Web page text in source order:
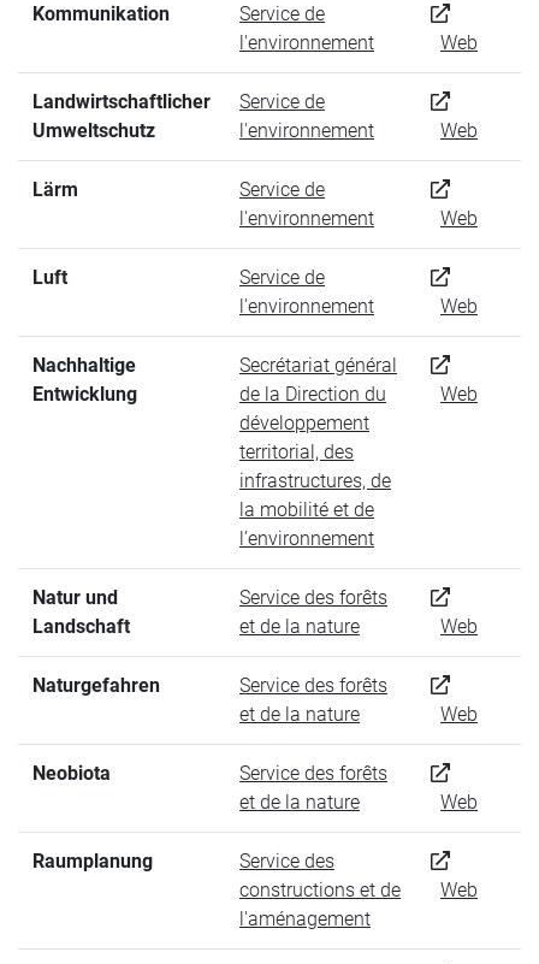
Kommunikation
Service de
l'environnement
Web
Landwirtschaftlicher
Umweltschutz
Service de
l'environnement
Web
Lärm
Service de
l'environnement
Web
Luft
Service de
l'environnement
Web
Nachhaltige
Entwicklung
Secrétariat général
de la Direction du
développement
territorial, des
infrastructures, de
la mobilité et de
l’environnement
Web
Natur und
Landschaft
Service des forêts
et de la nature
Web
Naturgefahren
Service des forêts
et de la nature
Web
Neobiota
Service des forêts
et de la nature
Web
Raumplanung
Service des
constructions et de
l'aménagement
Web